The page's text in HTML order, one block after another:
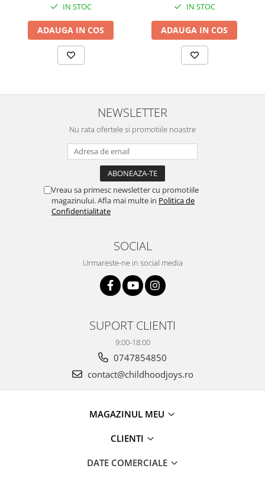
IN STOC
ADAUGA IN COS
IN STOC
ADAUGA IN COS
NEWSLETTER
Nu rata ofertele si promotiile noastre
Vreau sa primesc newsletter cu promotiile
magazinului. Afla mai multe in Politica de
Confidentialitate
SOCIAL
Urmareste-ne in social media
SUPORT CLIENTI
9:00-18:00
0747854850
contact@childhoodjoys.ro
MAGAZINUL MEU
CLIENTI
DATE COMERCIALE